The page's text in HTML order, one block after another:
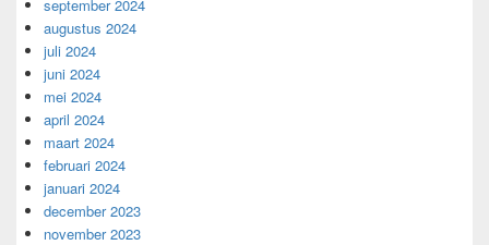
september 2024
augustus 2024
juli 2024
juni 2024
mei 2024
april 2024
maart 2024
februari 2024
januari 2024
december 2023
november 2023